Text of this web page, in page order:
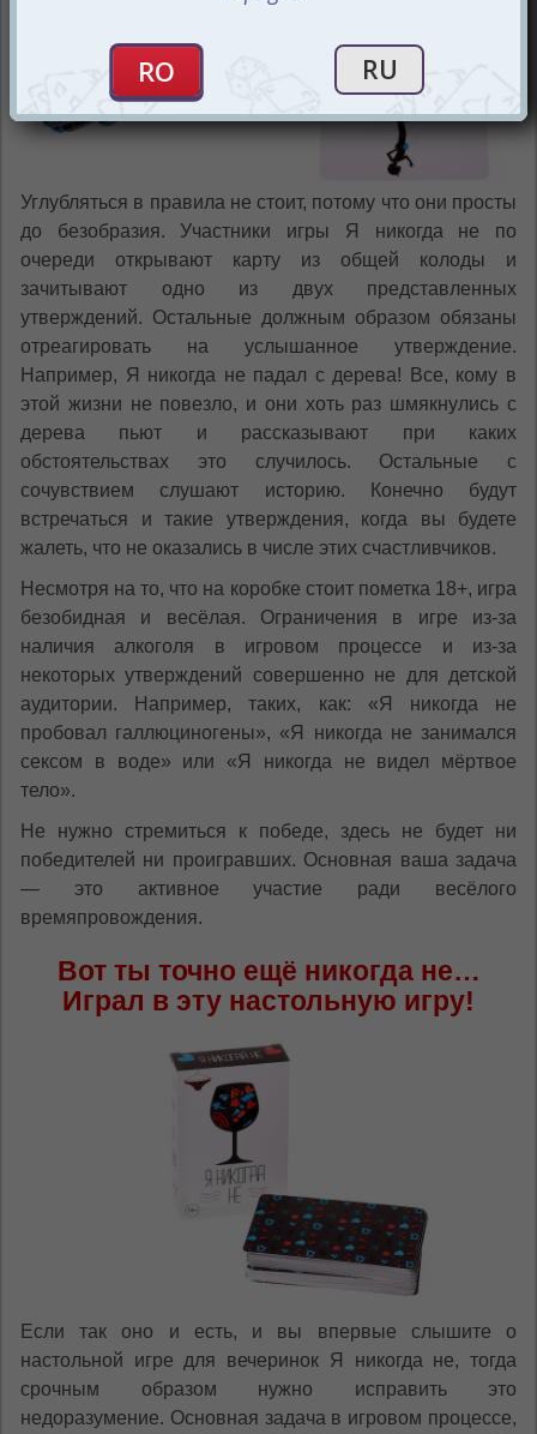
Углубляться в правила не стоит, потому что они просты
до безобразия. Участники игры Я никогда не по
очереди открывают карту из общей колоды и
зачитывают одно из двух представленных
утверждений. Остальные должным образом обязаны
отреагировать на услышанное утверждение.
Например, Я никогда не падал с дерева! Все, кому в
этой жизни не повезло, и они хоть раз шмякнулись с
дерева пьют и рассказывают при каких
обстоятельствах это случилось. Остальные с
сочувствием слушают историю. Конечно будут
встречаться и такие утверждения, когда вы будете
жалеть, что не оказались в числе этих счастливчиков.
Несмотря на то, что на коробке стоит пометка 18+, игра
безобидная и весёлая. Ограничения в игре из-за
наличия алкоголя в игровом процессе и из-за
некоторых утверждений совершенно не для детской
аудитории. Например, таких, как: «Я никогда не
пробовал галлюциногены», «Я никогда не занимался
сексом в воде» или «Я никогда не видел мёртвое
тело».
Не нужно стремиться к победе, здесь не будет ни
победителей ни проигравших. Основная ваша задача
— это активное участие ради весёлого
времяпровождения.
Вот ты точно ещё никогда не…
Играл в эту настольную игру!
Если так оно и есть, и вы впервые слышите о
настольной игре для вечеринок Я никогда не, тогда
срочным образом нужно исправить это
недоразумение. Основная задача в игровом процессе,